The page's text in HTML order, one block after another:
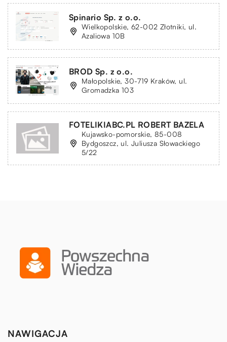
Spinario Sp. z o.o.
Wielkopolskie, 62-002 Złotniki, ul.
Azaliowa 10B
BROD Sp. z o.o.
Małopolskie, 30-719 Kraków, ul.
Gromadzka 103
FOTELIKIABC.PL ROBERT BAZELA
Kujawsko-pomorskie, 85-008
Bydgoszcz, ul. Juliusza Słowackiego
5/22
NAWIGACJA